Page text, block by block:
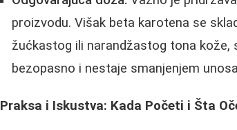
proizvodu. Višak beta karotena se
žućkastog ili narandžastog tona kože,
bezopasno i nestaje smanjenjem
Praksa i Iskustva: Kada Početi i Šta